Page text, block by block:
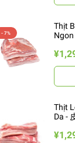
Thịt
Thịt
Da -